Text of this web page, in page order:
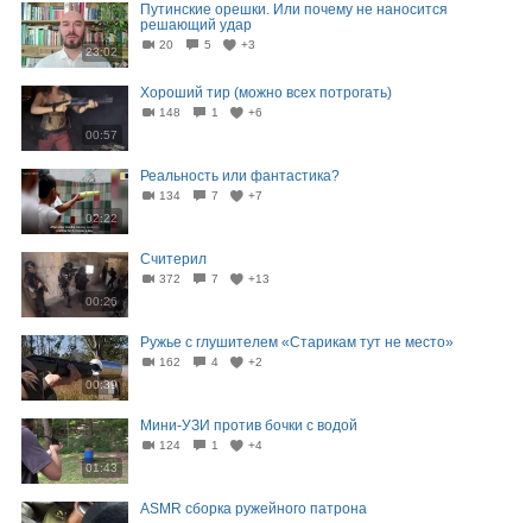
23:02
Путинские орешки. Или почему не наносится
решающий удар
20 5 +3
00:57
Хороший тир (можно всех потрогать)
148 1 +6
02:22
Реальность или фантастика?
134 7 +7
00:26
Считерил
372 7 +13
00:39
Ружье с глушителем «Старикам тут не место»
162 4 +2
01:43
Мини-УЗИ против бочки с водой
124 1 +4
ASMR сборка ружейного патрона